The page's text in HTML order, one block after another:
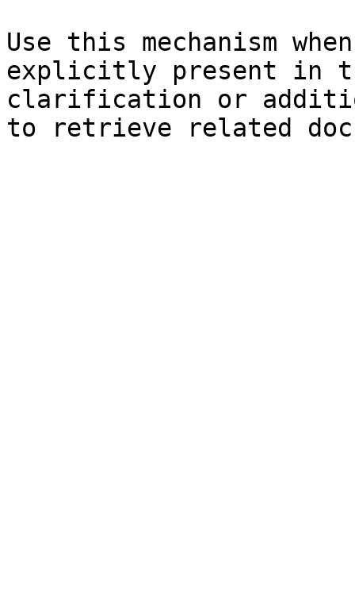
Use this mechanism
explicitly present in
clarification or